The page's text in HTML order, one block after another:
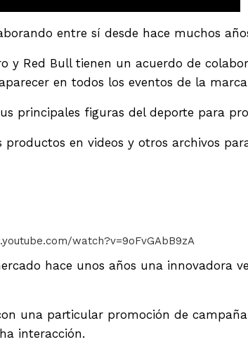
entre sí desde hace muchos
y Red Bull tienen un acuerdo de
en todos los eventos de la
principales figuras del deporte para
en videos y otros archivos
watch?v=9oFvGAbB9zA
hace unos años una innovadora
una particular promoción de
interacción.